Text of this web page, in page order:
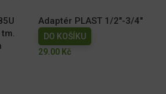
Adaptér PLAST 1/2"-3/4"
DO KOŠÍKU
29.00 Kč